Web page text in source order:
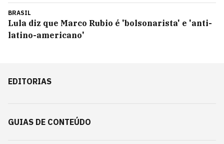
BRASIL
Lula diz que Marco Rubio é 'bolsonarista' e 'anti-
latino-americano'
EDITORIAS
GUIAS DE CONTEÚDO